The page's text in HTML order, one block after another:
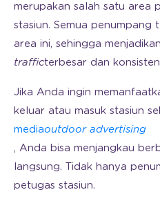
merupakan salah satu area
stasiun. Semua penumpang
area ini, sehingga
trafficterbesar dan
Jika Anda ingin
keluar atau masuk stasiun
mediaoutdoor advertising
, Anda bisa menjangkau
langsung. Tidak hanya
petugas stasiun.